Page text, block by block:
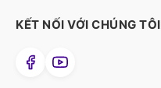
KẾT NỐI VỚI CHÚNG TÔI